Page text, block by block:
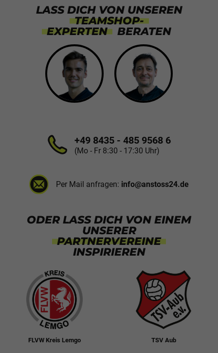
LASS DICH VON UNSEREN
TEAMSHOP-
EXPERTEN
BERATEN
+49 8435 - 485 9568 6
(Mo - Fr 8:30 - 17:30 Uhr)
Per Mail anfragen: info@anstoss24.de
ODER LASS DICH VON EINEM
UNSERER
PARTNERVEREINE
INSPIRIEREN
FLVW Kreis Lemgo TSV Aub